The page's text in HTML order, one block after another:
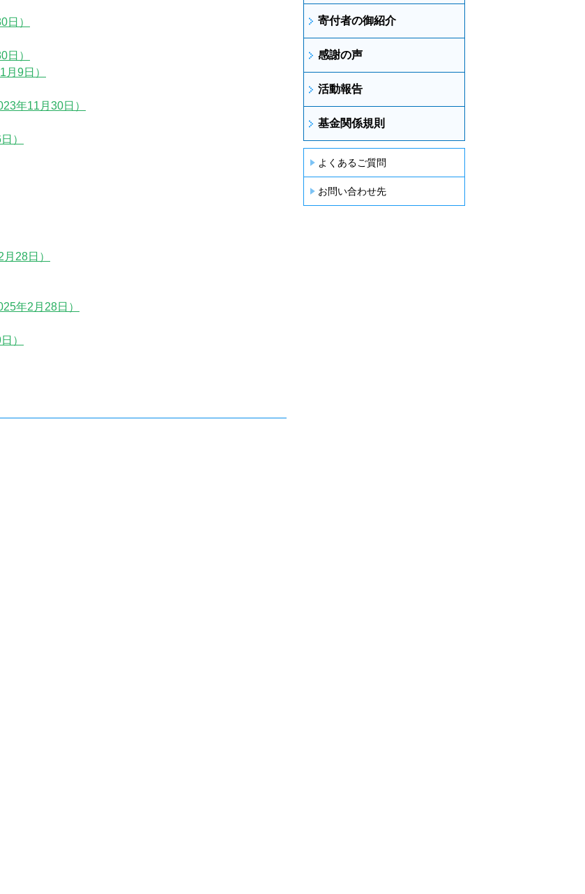
日）
日）
9日）
年11月30日）
）
28日）
年2月28日）
）
寄付者の御紹介
感謝の声
活動報告
基金関係規則
よくあるご質問
お問い合わせ先